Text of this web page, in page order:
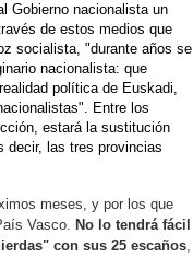
Gobierno nacionalista un
de estos medios que
socialista, "durante años se
nacionalista: que
política de Euskadi,
Entre los
estará la sustitución
decir, las tres provincias
meses, y por los que
Vasco. No lo tendrá fácil
con sus 25 escaños,